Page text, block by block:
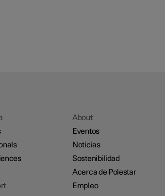
About
Eventos
Noticias
Sostenibilidad
Acerca de Polestar
Empleo